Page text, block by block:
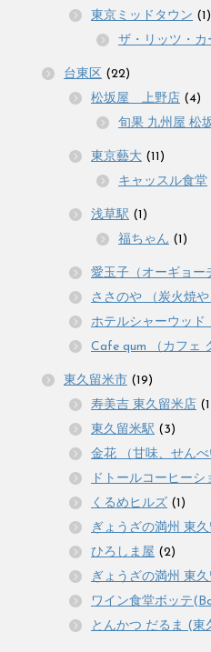
東京ミッドタウン (1)
ザ・リッツ・カ
台東区 (22)
松坂屋 上野店 (4)
旬果 九州屋 松
東京藝大 (11)
キャッスル食堂
浅草駅 (1)
福ちゃん (1)
愛玉子（オーギョー
ささのや （炭火焼や
ホテルシャーウッド
Cafe qum （カフェ
東久留米市 (19)
寿美吉 東久留米店
東久留米駅 (3)
金花 （甘味、せんべ
ドトールコーヒー
くるめヒルズ (1)
ぎょうざの満州 東
ひろしま屋 (2)
ぎょうざの満州 東
ワイン食堂ボッテ
とんかつ だるま (東